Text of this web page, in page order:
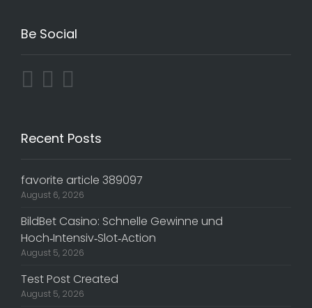
Be Social
Recent Posts
favorite article 389097
August 6, 2026
BildBet Casino: Schnelle Gewinne und
Hoch‑Intensiv‑Slot‑Action
August 5, 2026
Test Post Created
August 5, 2026